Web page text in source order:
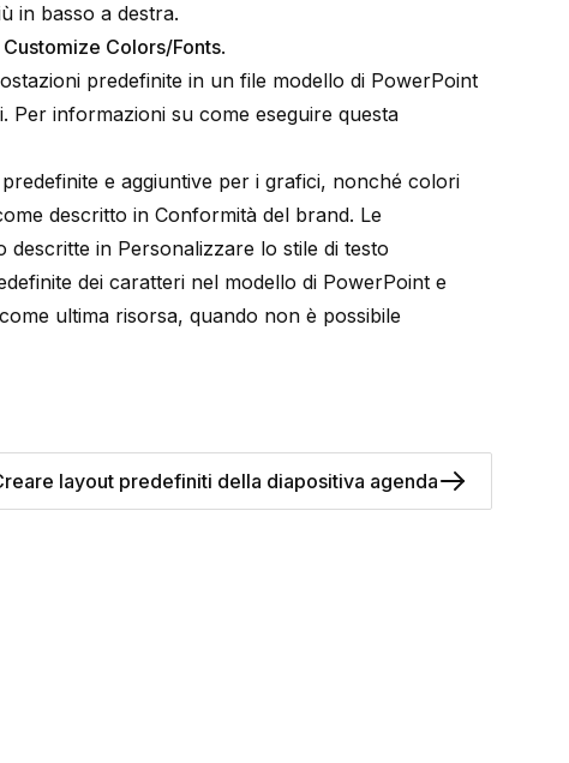
in basso a destra.
Customize Colors/Fonts.
predefinite in un file modello di PowerPoint
informazioni su come eseguire questa
e aggiuntive per i grafici, nonché colori
descritto inConformità del brand. Le
descritte in Personalizzare lo stile di testo
dei caratteri nel modello di PowerPoint e
ultima risorsa, quando non è possibile
layout predefiniti della diapositiva agenda